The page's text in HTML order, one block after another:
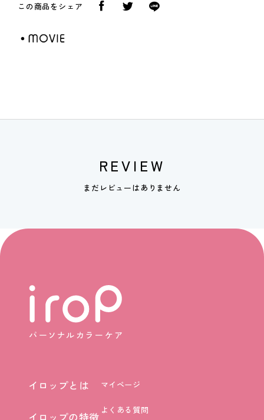
この商品をシェア
REVIEW
まだレビューはありません
イロップとは
イロップの特徴
マイページ
よくある質問